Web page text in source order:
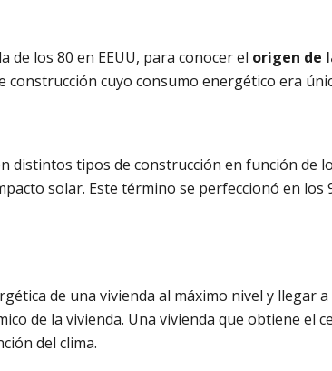
de los 80 en EEUU, para conocer el origen de
construcción cuyo consumo energético era
distintos tipos de construcción en función de
solar. Este término se perfeccionó en
de una vivienda al máximo nivel y llegar
de la vivienda. Una vivienda que obtiene el
del clima.